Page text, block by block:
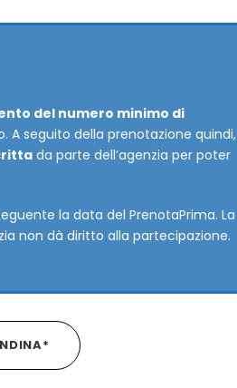
del numero minimo di
A seguito della prenotazione quindi,
da parte dell’agenzia per poter
la data del PrenotaPrima. La
non dà diritto alla partecipazione.